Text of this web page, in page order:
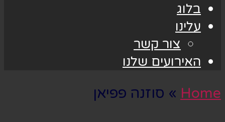
בלוג
עלינו
צור קשר
האירועים שלנו
Home
» סוזנה פפיאן